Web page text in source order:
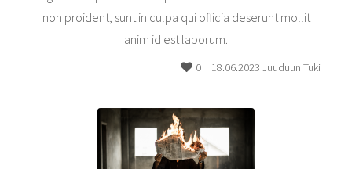
non proident, sunt in culpa qui officia deserunt mollit
anim id est laborum.
0 18.06.2023 Juuduun Tuki